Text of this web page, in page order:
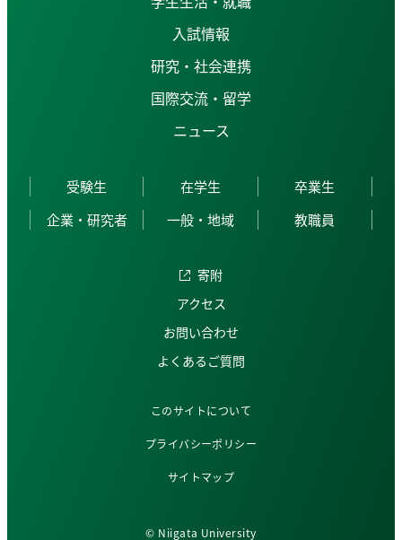
入試情報
研究・社会連携
国際交流・留学
ニュース
受験生 在学生
卒業生
企業・研究者
一般・地域 教職員
寄附
アクセス
お問い合わせ
よくあるご質問
このサイトについて
プライバシーポリシー
サイトマップ
© Niigata University